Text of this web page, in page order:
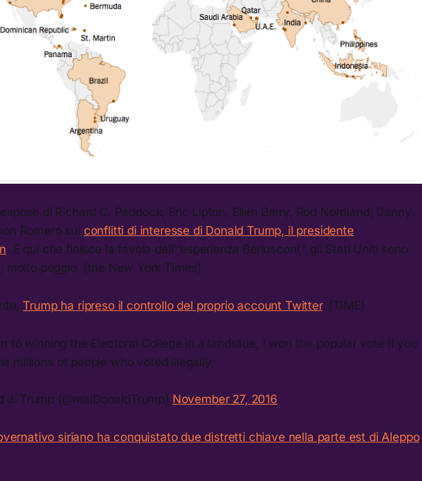
di Richard C. Paddock, Eric Lipton, Ellen Barry, Rod Nordland, Danny
Romero sui conflitti di interesse di Donald Trump, il presidente
. È qui che finisce la favola dell’“esperienza Berlusconi,” gli Stati Uniti sono
molto peggio. (the New York Times)
Trump ha ripreso il controllo del proprio account Twitter. (TIME)
to winning the Electoral College in a landslide, I won the popular vote if you
millions of people who voted illegally
Trump (@realDonaldTrump) November 27, 2016
siriano ha conquistato due distretti chiave nella parte est di Aleppo.